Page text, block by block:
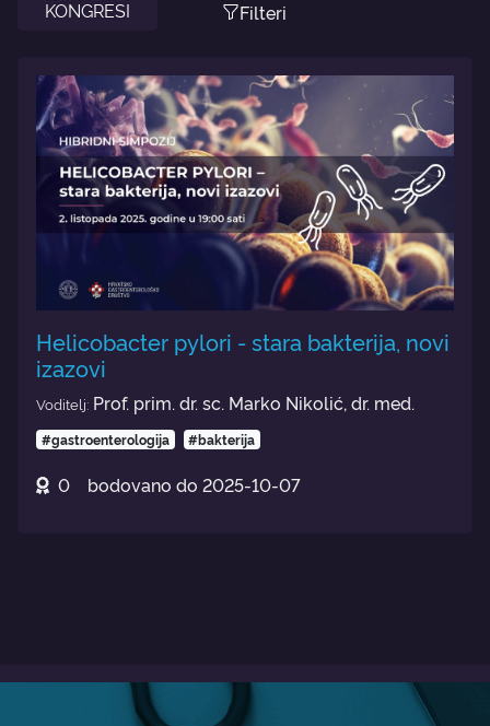
KONGRESI Filteri
Helicobacter pylori - stara bakterija, novi
izazovi
Voditelj: Prof. prim. dr. sc. Marko Nikolić, dr. med.
#gastroenterologija #bakterija
0 bodovano do 2025-10-07